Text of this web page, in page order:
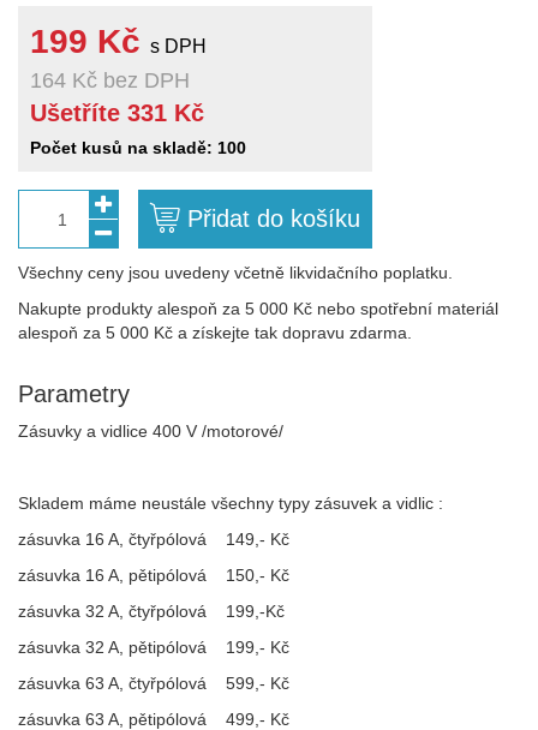
199 Kč s DPH
164 Kč bez DPH
Ušetříte 331 Kč
Počet kusů na skladě: 100
1 Přidat do košíku
Všechny ceny jsou uvedeny včetně likvidačního poplatku.
Nakupte produkty alespoň za 5 000 Kč nebo spotřební materiál
alespoň za 5 000 Kč a získejte tak dopravu zdarma.
Parametry
Zásuvky a vidlice 400 V /motorové/
Skladem máme neustále všechny typy zásuvek a vidlic :
zásuvka 16 A, čtyřpólová 149,- Kč
zásuvka 16 A, pětipólová 150,- Kč
zásuvka 32 A, čtyřpólová 199,-Kč
zásuvka 32 A, pětipólová 199,- Kč
zásuvka 63 A, čtyřpólová 599,- Kč
zásuvka 63 A, pětipólová 499,- Kč